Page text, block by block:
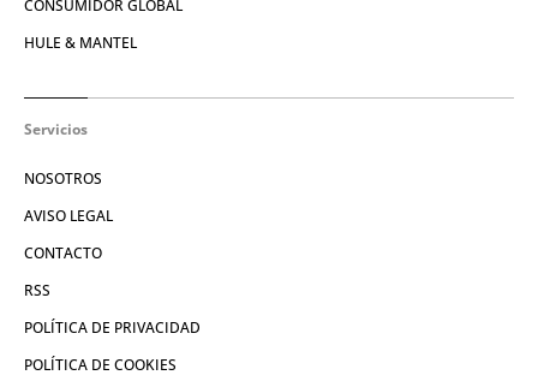
CONSUMIDOR GLOBAL
HULE & MANTEL
Servicios
NOSOTROS
AVISO LEGAL
CONTACTO
RSS
POLÍTICA DE PRIVACIDAD
POLÍTICA DE COOKIES